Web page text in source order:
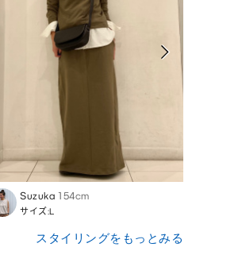
Suzuka 154cm
サイズ:L
スタイリングをもっとみる